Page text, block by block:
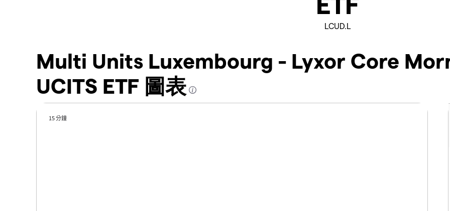
LCUD.L
Multi Units Luxembourg - Lyxor Core
UCITS ETF 圖表
15 分鐘